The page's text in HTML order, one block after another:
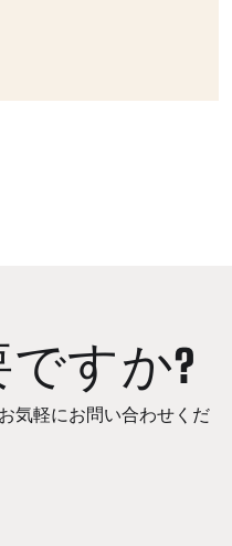
すか?
気軽にお問い合わせくだ